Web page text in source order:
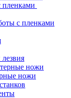
пленками
с пленками
ножи